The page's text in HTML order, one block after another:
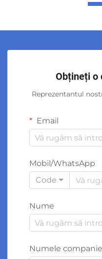
Obțineți o
Reprezentantul
Email
Mobil/WhatsApp
Code
Nume
Numele